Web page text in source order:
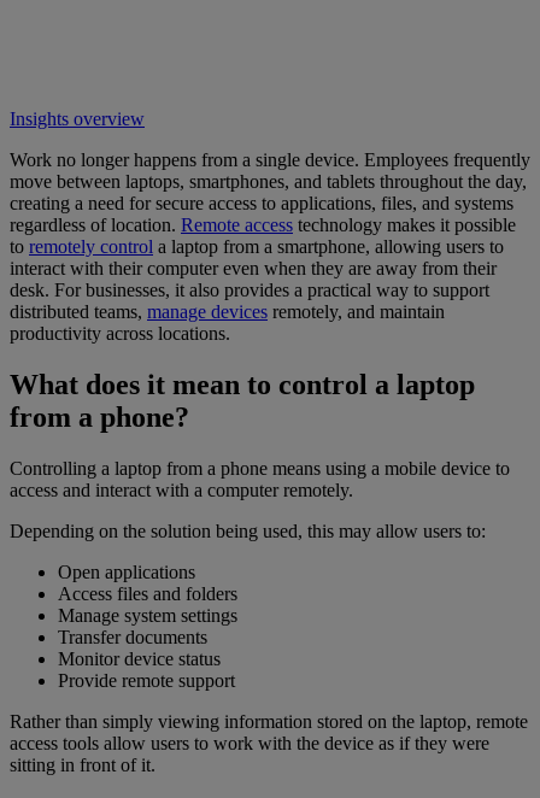
Insights overview
Work no longer happens from a single device. Employees frequently
move between laptops, smartphones, and tablets throughout the day,
creating a need for secure access to applications, files, and systems
regardless of location. Remote access technology makes it possible
to remotely control a laptop from a smartphone, allowing users to
interact with their computer even when they are away from their
desk. For businesses, it also provides a practical way to support
distributed teams, manage devices remotely, and maintain
productivity across locations.
What does it mean to control a laptop
from a phone?
Controlling a laptop from a phone means using a mobile device to
access and interact with a computer remotely.
Depending on the solution being used, this may allow users to:
Open applications
Access files and folders
Manage system settings
Transfer documents
Monitor device status
Provide remote support
Rather than simply viewing information stored on the laptop, remote
access tools allow users to work with the device as if they were
sitting in front of it.